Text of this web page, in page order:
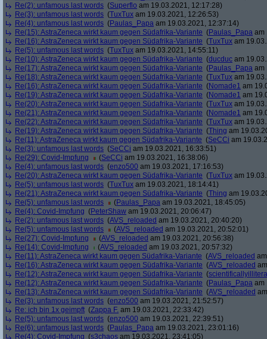
Re(2): unfamous last words (Superflo am 19.03.2021, 12:17:28)
Re(3): unfamous last words (TuxTux am 19.03.2021, 12:26:53)
Re(4): unfamous last words (Paulas_Papa am 19.03.2021, 12:37:14)
Re(15): AstraZeneca wirkt kaum gegen Südafrika-Variante (Paulas_Papa am
Re(16): AstraZeneca wirkt kaum gegen Südafrika-Variante (TuxTux am
Re(5): unfamous last words (TuxTux am 19.03.2021, 14:55:11)
Re(10): AstraZeneca wirkt kaum gegen Südafrika-Variante (ducduc am
Re(17): AstraZeneca wirkt kaum gegen Südafrika-Variante (Paulas_Papa am
Re(18): AstraZeneca wirkt kaum gegen Südafrika-Variante (TuxTux am
Re(16): AstraZeneca wirkt kaum gegen Südafrika-Variante (Nomade1 am
Re(19): AstraZeneca wirkt kaum gegen Südafrika-Variante (Nomade1 am
Re(20): AstraZeneca wirkt kaum gegen Südafrika-Variante (TuxTux am
Re(21): AstraZeneca wirkt kaum gegen Südafrika-Variante (Nomade1 am
Re(22): AstraZeneca wirkt kaum gegen Südafrika-Variante (TuxTux am
Re(19): AstraZeneca wirkt kaum gegen Südafrika-Variante (Thing am
Re(11): AstraZeneca wirkt kaum gegen Südafrika-Variante (SeCCi am
Re(3): unfamous last words (SeCCi am 19.03.2021, 16:33:51)
Re(29): Covid-Impfung
(SeCCi am 19.03.2021, 16:38:06)
Re(4): unfamous last words (enzo500 am 19.03.2021, 17:16:53)
Re(20): AstraZeneca wirkt kaum gegen Südafrika-Variante (TuxTux am
Re(5): unfamous last words (TuxTux am 19.03.2021, 18:14:41)
Re(21): AstraZeneca wirkt kaum gegen Südafrika-Variante (Thing am
Re(5): unfamous last words
(Paulas_Papa am 19.03.2021, 18:45:05)
Re(4): Covid-Impfung (PeterShaw am 19.03.2021, 20:06:47)
Re(2): unfamous last words (AVS_reloaded am 19.03.2021, 20:40:20)
Re(5): unfamous last words
(AVS_reloaded am 19.03.2021, 20:52:01)
Re(27): Covid-Impfung
(AVS_reloaded am 19.03.2021, 20:56:38)
Re(14): Covid-Impfung
(AVS_reloaded am 19.03.2021, 20:57:32)
Re(11): AstraZeneca wirkt kaum gegen Südafrika-Variante (AVS_reloaded
Re(16): AstraZeneca wirkt kaum gegen Südafrika-Variante (AVS_reloaded
Re(12): AstraZeneca wirkt kaum gegen Südafrika-Variante (
Re(12): AstraZeneca wirkt kaum gegen Südafrika-Variante (Paulas_Papa am
Re(13): AstraZeneca wirkt kaum gegen Südafrika-Variante (AVS_reloaded
Re(3): unfamous last words (enzo500 am 19.03.2021, 21:52:57)
Re: ich bin 1x geimpft (Zappa F. am 19.03.2021, 22:33:42)
Re(5): unfamous last words (enzo500 am 19.03.2021, 22:39:51)
Re(6): unfamous last words (Paulas_Papa am 19.03.2021, 23:01:16)
Re(4): Covid-Impfung (s3chaos am 19.03.2021, 23:41:05)